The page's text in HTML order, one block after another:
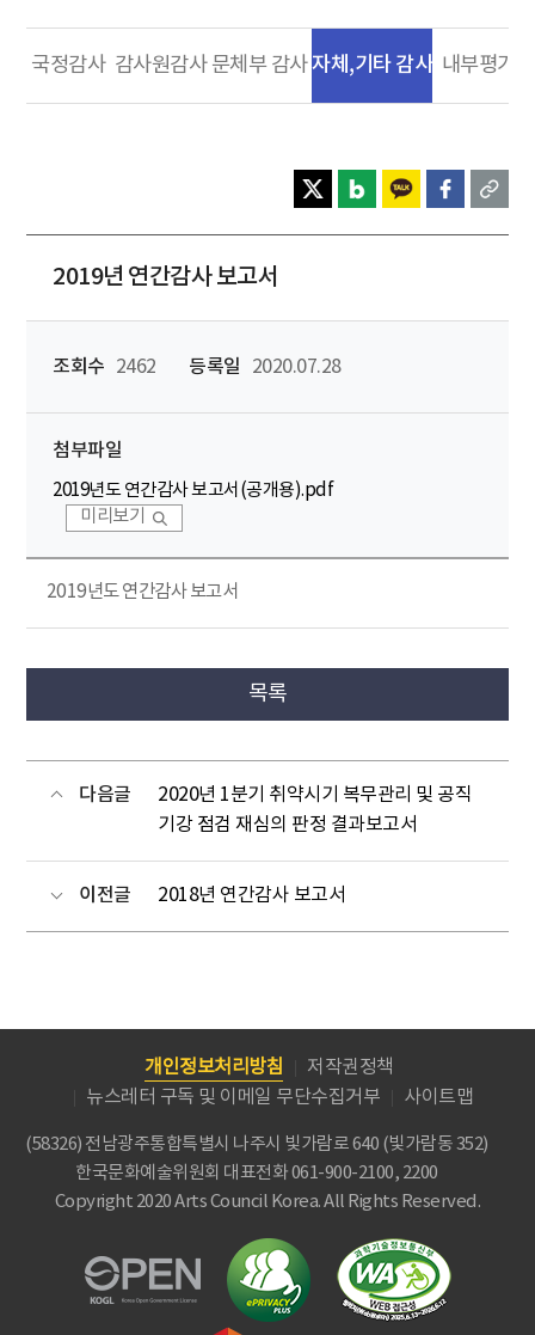
국정감사 감사원감사 문체부 감사자체,기타 감사 내부평가
2019년 연간감사 보고서
조회수 2462 등록일 2020.07.28
첨부파일
2019년도 연간감사 보고서(공개용).pdf
미리보기
2019년도 연간감사 보고서
목록
다음글
2020년 1분기 취약시기 복무관리 및 공직
기강 점검 재심의 판정 결과보고서
이전글 2018년 연간감사 보고서
개인정보처리방침
저작권정책
뉴스레터 구독 및 이메일 무단수집거부
사이트맵
(58326) 전남광주통합특별시 나주시 빛가람로 640 (빛가람동 352)
한국문화예술위원회 대표전화 061-900-2100, 2200
Copyright 2020 Arts Council Korea. All Rights Reserved.